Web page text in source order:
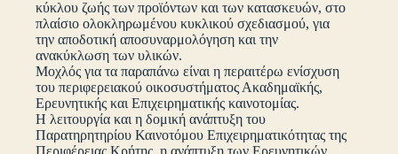
κύκλου ζωής των προϊόντων και των κατασκευών, στο
πλαίσιο ολοκληρωμένου κυκλικού σχεδιασμού, για
την αποδοτική αποσυναρμολόγηση και την
ανακύκλωση των υλικών.
Μοχλός για τα παραπάνω είναι η περαιτέρω ενίσχυση
του περιφερειακού οικοσυστήματος Ακαδημαϊκής,
Ερευνητικής και Επιχειρηματικής καινοτομίας.
Η λειτουργία και η δομική ανάπτυξη του
Παρατηρητηρίου Καινοτόμου Επιχειρηματικότητας της
Περιφέρειας Κρήτης, η ανάπτυξη των Ερευνητικών